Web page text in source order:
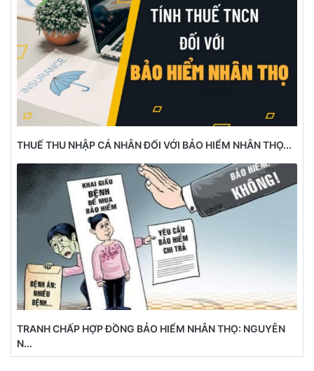
THUẾ THU NHẬP CÁ NHÂN ĐỐI VỚI BẢO HIỂM NHÂN THỌ...
TRANH CHẤP HỢP ĐỒNG BẢO HIỂM NHÂN THỌ: NGUYÊN
N...